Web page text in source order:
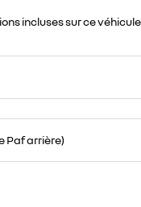
incluses sur ce véhicule
Paf arrière)